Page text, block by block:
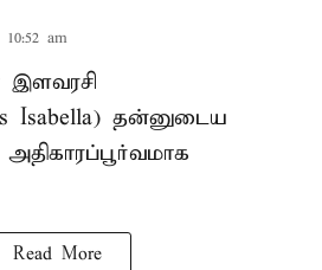
am
இளவரசி
Isabella) தன்னுடைய
Read More